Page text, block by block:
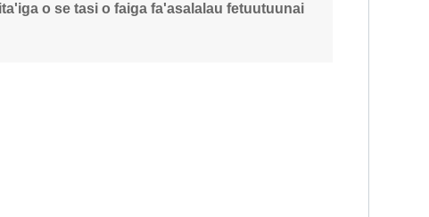
o se tasi o faiga fa'asalalau fetuutuunai